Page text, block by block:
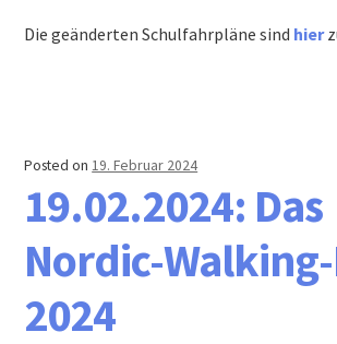
Die geänderten Schulfahrpläne sind hier
Posted on19. Februar 2024
19.02.2024: Das
Nordic-
2024